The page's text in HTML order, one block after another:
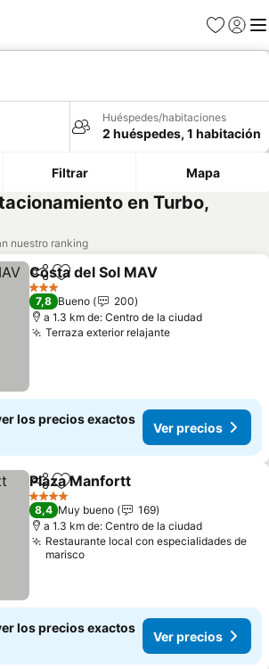
Favoritos
Iniciar
Huéspedes/habitaciones
2 huéspedes, 1 habitación
Filtrar Mapa
en Turbo,
nuestro ranking
CompartirAgregar a favoritos
Costa del Sol MAV
3 Estrellas
7,8 Bueno
200
a 1.3 km de: Centro de la ciudad
Terraza exterior relajanteVer precios
los precios exactos
Ver precios
CompartirAgregar a favoritos
Plaza Manfortt
4 Estrellas
8,4 Muy bueno
169
a 1.3 km de: Centro de la ciudad
Restaurante local con especialidades de
marisco
los precios exactos
Ver precios